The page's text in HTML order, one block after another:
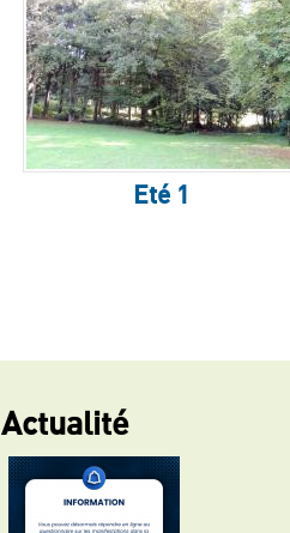
Eté 1
Actualité